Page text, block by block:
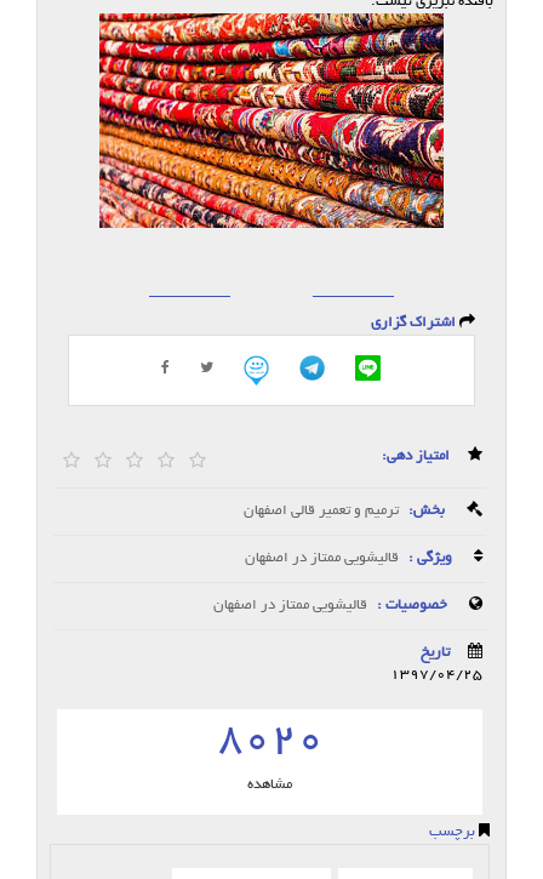
اشتراک گزاری
امتیاز دهی:
بخش: ترمیم و تعمیر قالی اصفهان
ویژگی : قالیشویی ممتاز در اصفهان
خصوصیات : قالیشویی ممتاز در اصفهان
تاریخ
1397/04/25
8020
مشاهده
برچسب